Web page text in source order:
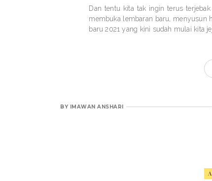
Dan tentu kita tak ingin terus
membuka lembaran baru, menyusun
baru 2021 yang kini sudah mulai kita
BY IMAWAN ANSHARI